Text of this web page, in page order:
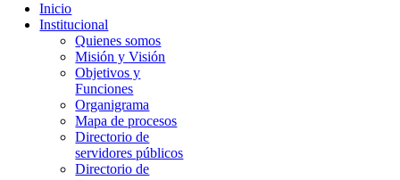
Inicio
Institucional
Quienes somos
Misión y Visión
Objetivos y
Funciones
Organigrama
Mapa de procesos
Directorio de
servidores públicos
Directorio de